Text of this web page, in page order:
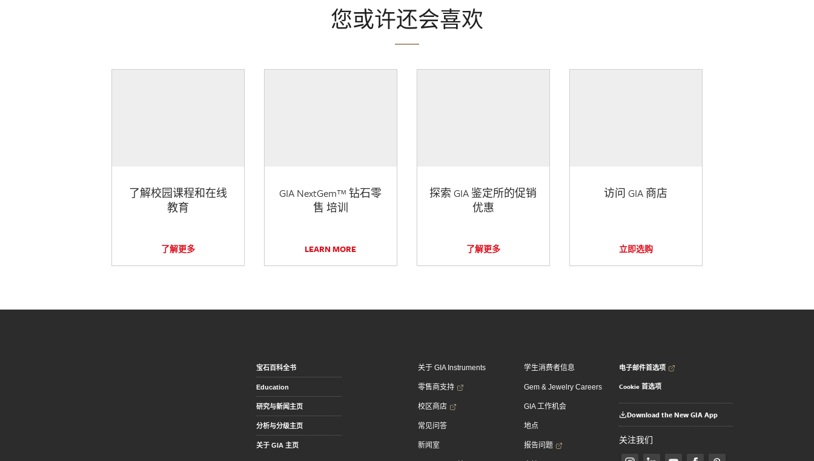
您或许还会喜欢
了解校园课程和在线
教育
了解更多
GIA NextGem™ 钻石零
售 培训
LEARN MORE
探索 GIA 鉴定所的促销
优惠
了解更多
访问 GIA 商店
立即选购
宝石百科全书
Education
研究与新闻主页
分析与分级主页
关于 GIA 主页
关于 GIA Instruments
零售商支持
校区商店
常见问答
新闻室
学生消费者信息
Gem & Jewelry Careers
GIA 工作机会
地点
报告问题
电子邮件首选项
Cookie 首选项
Download the New GIA App
关注我们